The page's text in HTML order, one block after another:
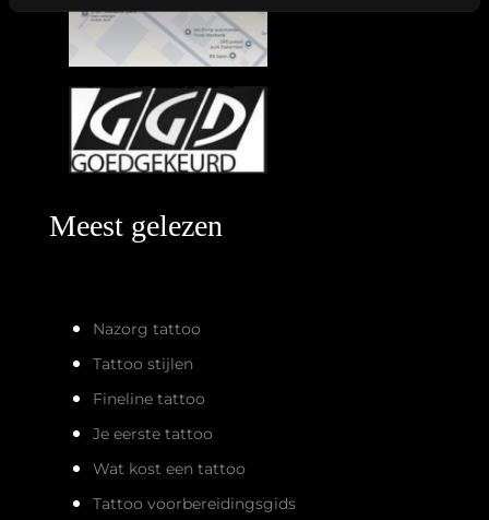
Meest gelezen
Nazorg tattoo
Tattoo stijlen
Fineline tattoo
Je eerste tattoo
Wat kost een tattoo
Tattoo voorbereidingsgids